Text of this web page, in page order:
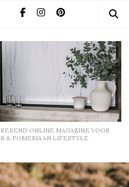
ONLINE MAGAZINE VOOR
& POMERIAAN LIFESTYLE